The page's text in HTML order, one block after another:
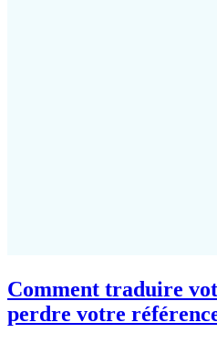
Comment traduire
perdre votre